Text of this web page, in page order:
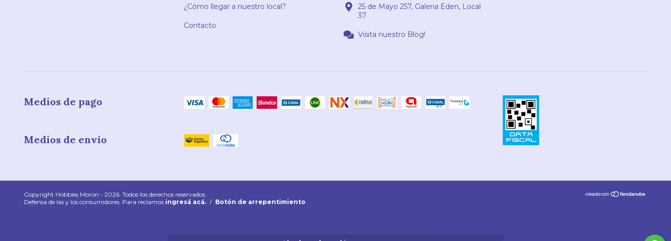
¿Cómo llegar a nuestro local?
Contacto
25 de Mayo 257, Galeria Eden, Local
37
Visita nuestro Blog!
Medios de pago
Medios de envío
Copyright Hobbies Moron - 2026. Todos los derechos reservados.
Defensa de las y los consumidores. Para reclamos ingresá acá. / Botón de arrepentimiento